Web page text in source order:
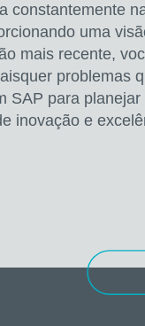
constantemente
uma
mais recente,
problemas
SAP para
inovação e